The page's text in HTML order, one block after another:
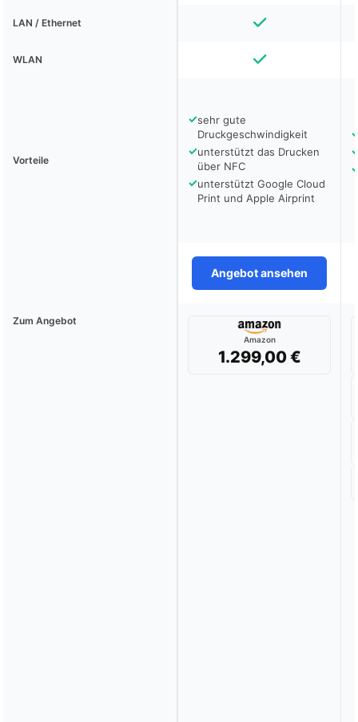
LAN / Ethernet
WLAN
Vorteile
✓sehr gute
Druckgeschwindigkeit
✓unterstützt das Drucken
über NFC
✓unterstützt Google Cloud
Print und Apple Airprint
Angebot ansehen
Zum Angebot
Amazon
1.299,00 €